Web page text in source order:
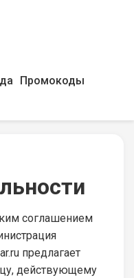
Промокоды
соглашением
предлагает
действующему